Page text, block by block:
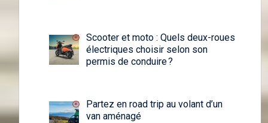
Scooter et moto : Quels deux-roues
électriques choisir selon son
permis de conduire ?
Partez en road trip au volant d’un
van aménagé